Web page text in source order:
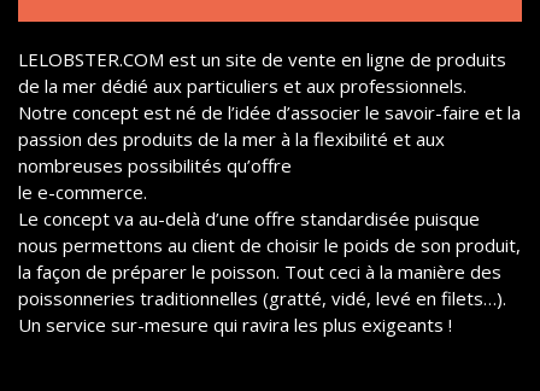
LELOBSTER.COM est un site de vente en ligne de produits
de la mer dédié aux particuliers et aux professionnels.
Notre concept est né de l’idée d’associer le savoir-faire et la
passion des produits de la mer à la flexibilité et aux
nombreuses possibilités qu’offre
le e-commerce.
Le concept va au-delà d’une offre standardisée puisque
nous permettons au client de choisir le poids de son produit,
la façon de préparer le poisson. Tout ceci à la manière des
poissonneries traditionnelles (gratté, vidé, levé en filets…).
Un service sur-mesure qui ravira les plus exigeants !